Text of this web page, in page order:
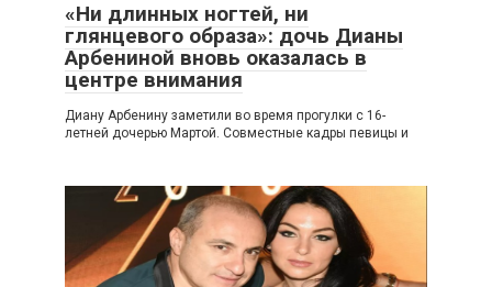
«Ни длинных ногтей, ни
глянцевого образа»: дочь Дианы
Арбениной вновь оказалась в
центре внимания
Диану Арбенину заметили во время прогулки с 16-
летней дочерью Мартой. Совместные кадры певицы и